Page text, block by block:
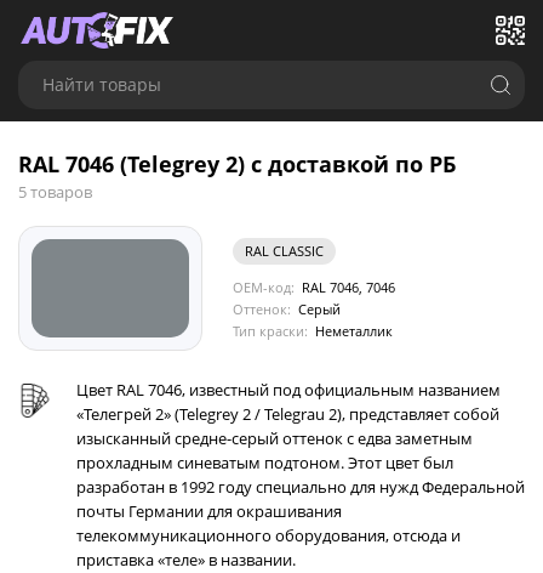
Найти товары
RAL 7046 (Telegrey 2) с доставкой по РБ
5 товаров
RAL CLASSIC
OEM-код: RAL 7046, 7046
Оттенок: Серый
Тип краски: Неметаллик
Цвет RAL 7046, известный под официальным названием
«Телегрей 2» (Telegrey 2 / Telegrau 2), представляет собой
изысканный средне-серый оттенок с едва заметным
прохладным синеватым подтоном. Этот цвет был
разработан в 1992 году специально для нужд Федеральной
почты Германии для окрашивания
телекоммуникационного оборудования, отсюда и
приставка «теле» в названии.